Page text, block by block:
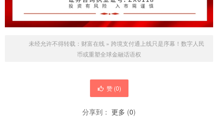
未经允许不得转载： 财富在线 » 跨境支付通上线只是序幕！数字人民
币或重塑全球金融话语权​
赞 (0)
分享到： 更多 (0)